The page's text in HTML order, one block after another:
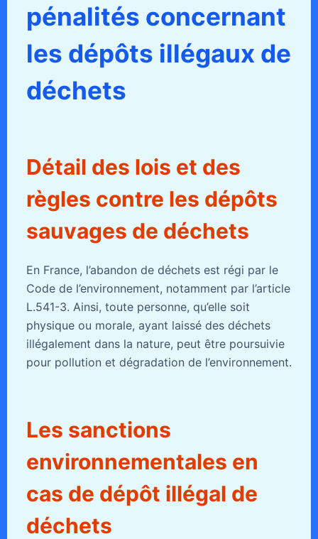
pénalités concernant
les dépôts illégaux de
déchets
Détail des lois et des
règles contre les dépôts
sauvages de déchets
En France, l’abandon de déchets est régi par le
Code de l’environnement, notamment par l’article
L.541-3. Ainsi, toute personne, qu’elle soit
physique ou morale, ayant laissé des déchets
illégalement dans la nature, peut être poursuivie
pour pollution et dégradation de l’environnement.
Les sanctions
environnementales en
cas de dépôt illégal de
déchets